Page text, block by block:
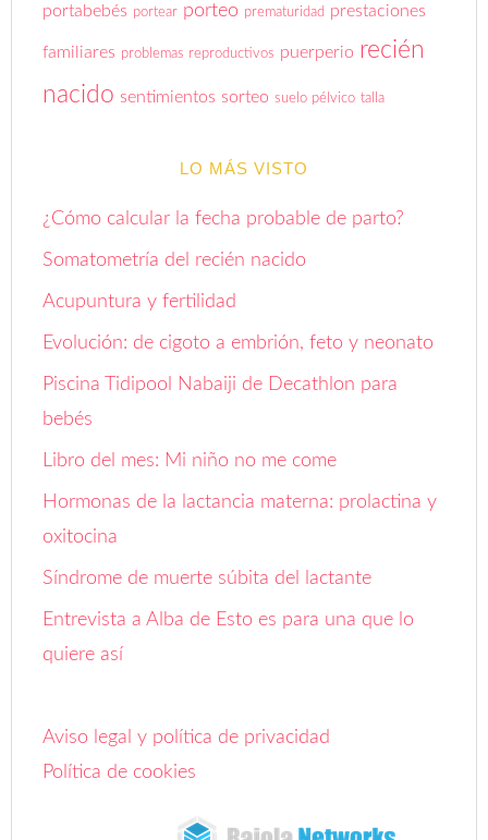
portabebés portear porteo prematuridad prestaciones
familiares problemas reproductivos puerperio recién
nacido sentimientos sorteo suelo pélvico talla
LO MÁS VISTO
¿Cómo calcular la fecha probable de parto?
Somatometría del recién nacido
Acupuntura y fertilidad
Evolución: de cigoto a embrión, feto y neonato
Piscina Tidipool Nabaiji de Decathlon para
bebés
Libro del mes: Mi niño no me come
Hormonas de la lactancia materna: prolactina y
oxitocina
Síndrome de muerte súbita del lactante
Entrevista a Alba de Esto es para una que lo
quiere así
Aviso legal y política de privacidad
Política de cookies